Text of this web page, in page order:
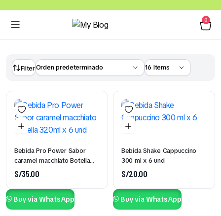
0
Filter
Bebida Pro Power Sabor
caramel macchiato Botella
320ml x 6 und
S/35.00
Buy via WhatsApp
Bebida Shake Cappuccino
300 ml x 6 und
S/20.00
Buy via WhatsApp